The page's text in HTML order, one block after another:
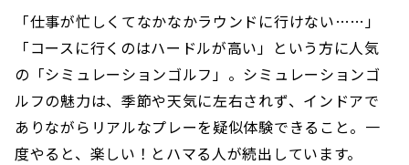
「仕事が忙しくてなかなかラウンドに行けない……」
「コースに行くのはハードルが高い」という方に人気
の「シミュレーションゴルフ」。シミュレーションゴ
ルフの魅力は、季節や天気に左右されず、インドアで
ありながらリアルなプレーを疑似体験できること。一
度やると、楽しい！とハマる人が続出しています。